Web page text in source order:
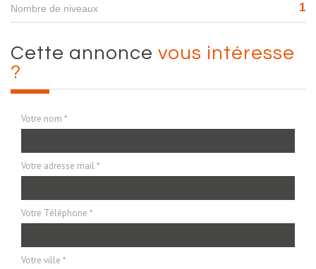
Nombre de niveaux 1
cette annonce vous intéresse
?
Votre nom *
Votre adresse mail *
Votre Téléphone *
Votre ville *